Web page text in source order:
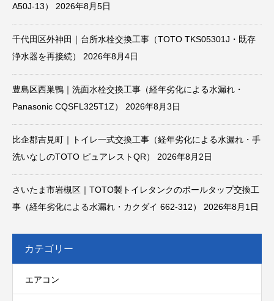
A50J-13）
2026年8月5日
千代田区外神田｜台所水栓交換工事（TOTO TKS05301J・既存
浄水器を再接続）
2026年8月4日
豊島区西巣鴨｜洗面水栓交換工事（経年劣化による水漏れ・
Panasonic CQSFL325T1Z）
2026年8月3日
比企郡吉見町｜トイレ一式交換工事（経年劣化による水漏れ・手
洗いなしのTOTO ピュアレストQR）
2026年8月2日
さいたま市岩槻区｜TOTO製トイレタンクのボールタップ交換工
事（経年劣化による水漏れ・カクダイ 662-312）
2026年8月1日
カテゴリー
エアコン